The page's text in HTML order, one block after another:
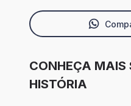
CONHEÇA MAIS
HISTÓRIA